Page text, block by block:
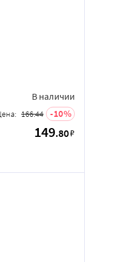
В наличии
166.44 10
149.80₽